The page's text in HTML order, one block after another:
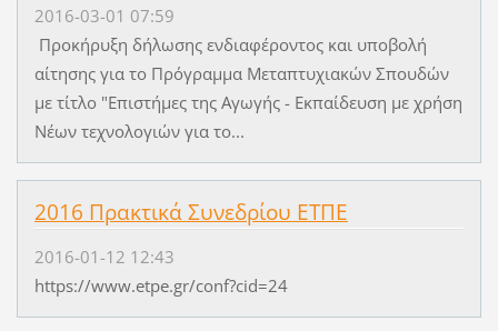
2016-03-01 07:59
Προκήρυξη δήλωσης ενδιαφέροντος και υποβολή
αίτησης για το Πρόγραμμα Μεταπτυχιακών Σπουδών
με τίτλο "Επιστήμες της Αγωγής - Εκπαίδευση με χρήση
Νέων τεχνολογιών για το...
2016 Πρακτικά Συνεδρίου ΕΤΠΕ
2016-01-12 12:43
https://www.etpe.gr/conf?cid=24